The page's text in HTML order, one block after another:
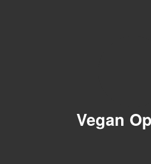
Vegan